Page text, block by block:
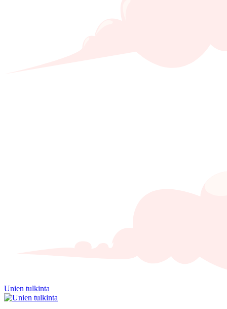
Unien tulkinta